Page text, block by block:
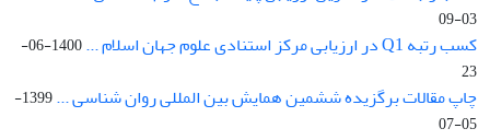
03-09
کسب رتبه Q1 در ارزیابی مرکز استنادی علوم جهان اسلام ...
1400-06-
23
چاپ مقالات برگزیده ششمین همایش بین المللی روان شناسی ...
1399-
05-07